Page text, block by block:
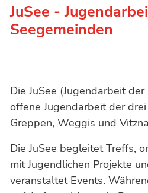
JuSee -
Seegemeinden
Die JuSee (Jugendarbeit
offene Jugendarbeit der
Greppen, Weggis und
Die JuSee begleitet Treffs,
mit Jugendlichen Projekte
veranstaltet Events.